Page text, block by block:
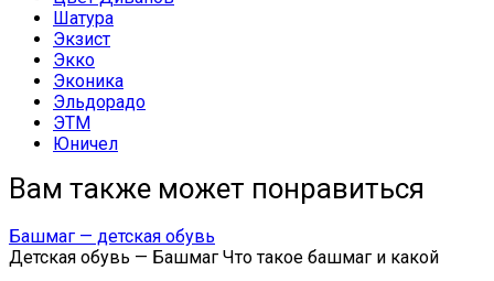
Шатура
Экзист
Экко
Эконика
Эльдорадо
ЭТМ
Юничел
Вам также может понравиться
Башмаг — детская обувь
Детская обувь — Башмаг Что такое башмаг и какой